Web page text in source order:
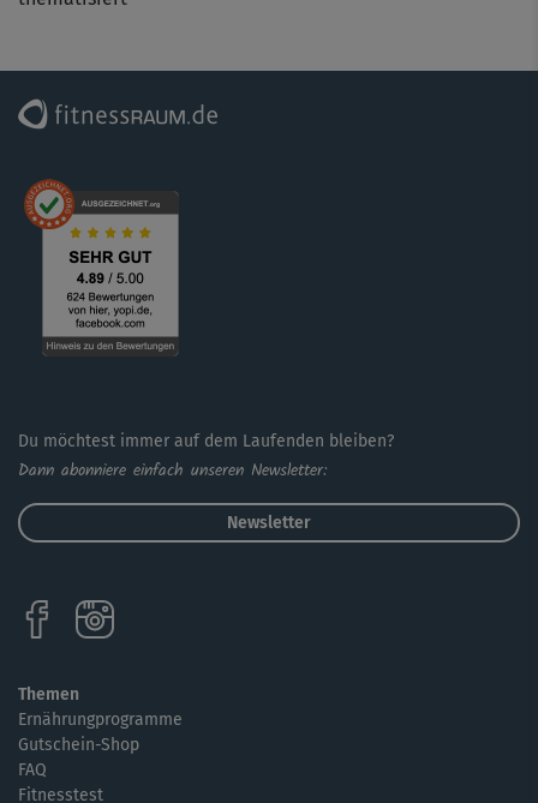
zum Beispiel im Ausfallschritt oder mit Überkreuz-
Bewegungen, werden mit Balance-Übungen kombiniert.
So kommen nicht nur Beine und Po toll in Form, du
Stützmuskulatur.
Für alle weiteren Blöcke brauchst du eine Matte. Wenn du
möchtest, kannst du dafür auch deine Schuhe ausziehen.
Bei den Bodenübungen bekommen nicht nur die
klassischen Problemzonen Bauch, Beine und Po ihr Fett
weg. Als besonderes Plus integriert die Österreicherin
Frauen“).
Abschließend zeigt sie dir einen „Active Stretch“, der
zunächst vor allem deine Beine, den Po und den unteren
miteinbezieht. Das tut gut!
Du möchtest immer auf dem Laufenden bleiben?
Dann abonniere einfach unseren Newsletter:
Newsletter
Themen
Ernährungprogramme
Gutschein-Shop
FAQ
Fitnesstest